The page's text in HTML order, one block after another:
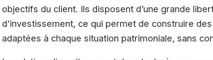
objectifs du client. Ils disposent d’une grande
d’investissement, ce qui permet de construire
adaptées à chaque situation patrimoniale, sans